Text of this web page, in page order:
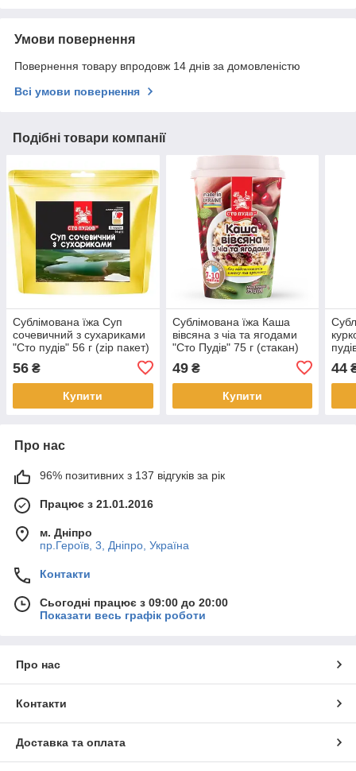
Умови повернення
Повернення товару впродовж 14 днів за домовленістю
Всі умови повернення
Подібні товари компанії
Сублімована їжа Суп
сочевичний з сухариками
"Сто пудів" 56 г (zip пакет)
56 ₴
Купити
Сублімована їжа Каша
вівсяна з чіа та ягодами
"Сто Пудів" 75 г (стакан)
49₴
Купити
44
Про нас
96% позитивних з 137 відгуків за рік
Працює з 21.01.2016
м. Дніпро
пр.Героїв, 3, Дніпро, Україна
Контакти
Сьогодні працює з 09:00 до 20:00
Показати весь графік роботи
Про нас
Контакти
Доставка та оплата